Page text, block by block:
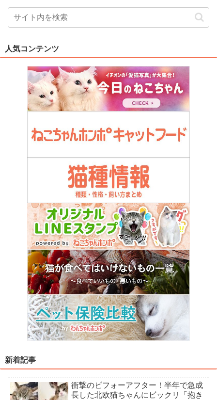
人気コンテンツ
新着記事
衝撃のビフォーアフター！半年で急成
長した北欧猫ちゃんにビックリ「抱き